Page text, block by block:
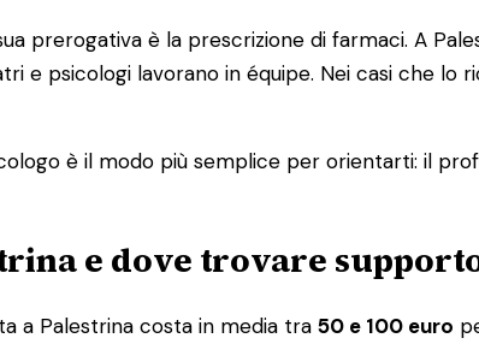
prerogativa è la prescrizione di farmaci. A
e psicologi lavorano in équipe. Nei casi che
è il modo più semplice per orientarti: il
e dove trovare
a Palestrina costa in media tra 50 e 100 euro